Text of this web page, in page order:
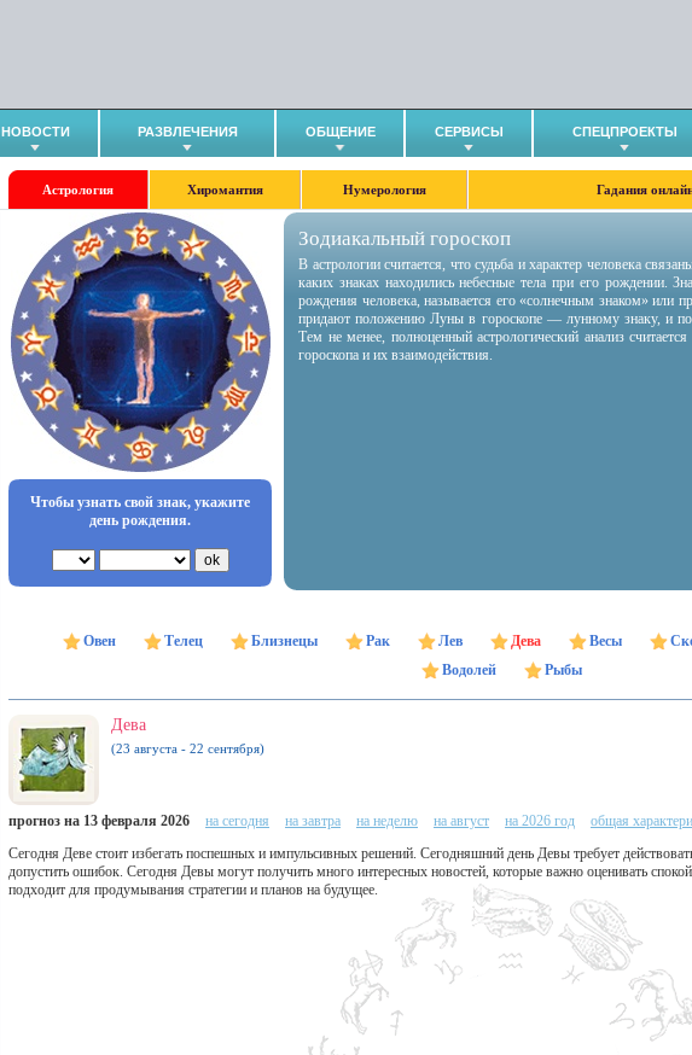
НОВОСТИ РАЗВЛЕЧЕНИЯ ОБЩЕНИЕ СЕРВИСЫ СПЕЦПРОЕКТЫ
Астрология Хиромантия Нумерология Гадания
Чтобы узнать свой знак, укажите
день рождения.
Зодиакальный гороскоп
В астрологии считается, что судьба и характер человека
каких знаках находились небесные тела при его рождении.
рождения человека, называется его «солнечным знаком» или
придают положению Луны в гороскопе — лунному знаку, и
Тем не менее, полноценный астрологический анализ
гороскопа и их взаимодействия.
Овен Телец Близнецы Рак Лев Дева Весы
Водолей
Рыбы
Дева
(23 августа - 22 сентября)
прогноз на 13 февраля 2026 на сегодня на завтра на неделю на август на 2026 год
общая
Сегодня Деве стоит избегать поспешных и импульсивных решений. Сегодняшний день Девы требует
допустить ошибок. Сегодня Девы могут получить много интересных новостей, которые важно оценивать
подходит для продумывания стратегии и планов на будущее.